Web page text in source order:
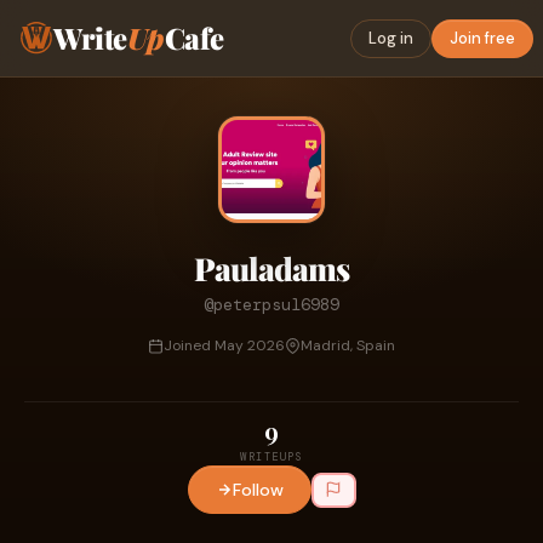
WriteUpCafe Log in Join free
Pauladams
@peterpsul6989
Joined May 2026 Madrid, Spain
9
WRITEUPS
Follow